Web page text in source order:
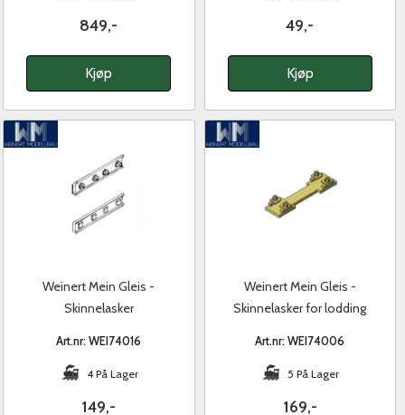
849,-
Kjøp
49,-
Kjøp
Weinert Mein Gleis -
Skinnelasker
Art.nr: WEI74016
4 På Lager
149,-
Weinert Mein Gleis -
Skinnelasker for lodding
Art.nr: WEI74006
5 På Lager
169,-